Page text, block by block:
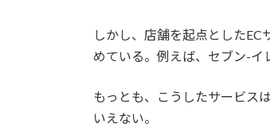
しかし、店舗を起点とした
めている。例えば、セブン-イ
もっとも、こうしたサービス
いえない。